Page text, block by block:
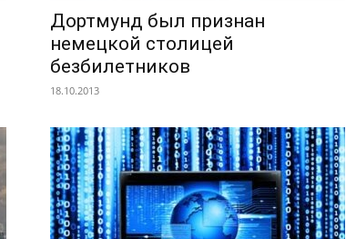
Дортмунд был признан
немецкой столицей
безбилетников
18.10.2013